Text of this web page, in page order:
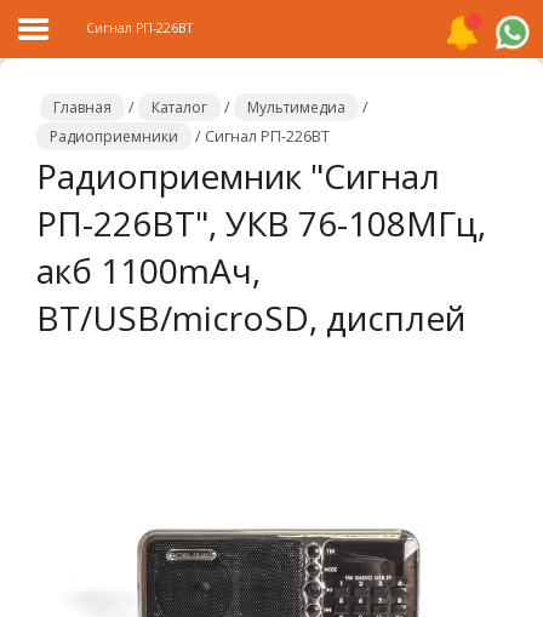
Главная
Каталог
Распродажа
Сигнал РП-226ВТ
Главная / Каталог / Мультимедиа
/
Радиоприемники
/ Сигнал РП-226ВТ
Радиоприемник "Сигнал
РП-226BT", УКВ 76-108МГц,
акб 1100mAч,
BT/USB/microSD, дисплей